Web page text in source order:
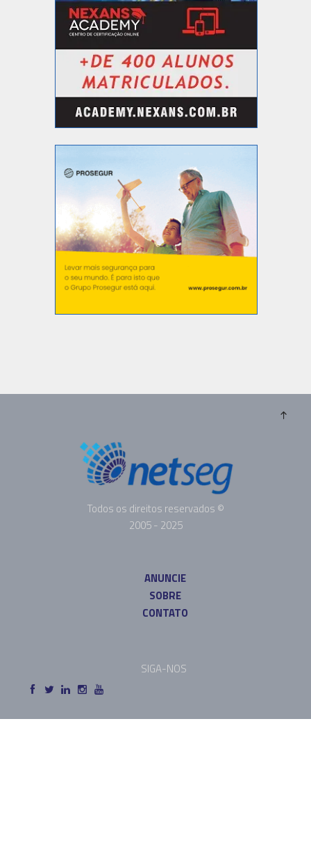
Todos os direitos reservados ©
2005 - 2025
ANUNCIE
SOBRE
CONTATO
SIGA-NOS